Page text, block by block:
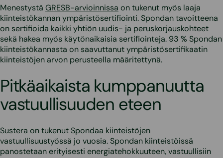
Menestystä GRESB-arvioinnissa on tukenut myös laaja
kiinteistökannan ympäristösertifiointi. Spondan tavoitteena
on sertifioida kaikki yhtiön uudis- ja peruskorjauskohteet
sekä hakea myös käytönaikaisia sertifiointeja. 93 % Spondan
kiinteistökannasta on saavuttanut ympäristösertifikaatin
kiinteistöjen arvon perusteella määritettynä.
Pitkäaikaista kumppanuutta
vastuullisuuden eteen
Sustera on tukenut Spondaa kiinteistöjen
vastuullisuustyössä jo vuosia. Spondan kiinteistöissä
panostetaan erityisesti energiatehokkuuteen, vastuullisiin